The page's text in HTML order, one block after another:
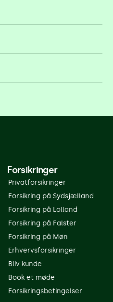
Forsikringer
Privatforsikringer
Forsikring på Sydsjælland
Forsikring på Lolland
Forsikring på Falster
Forsikring på Møn
Erhvervsforsikringer
Bliv kunde
Book et møde
Forsikringsbetingelser